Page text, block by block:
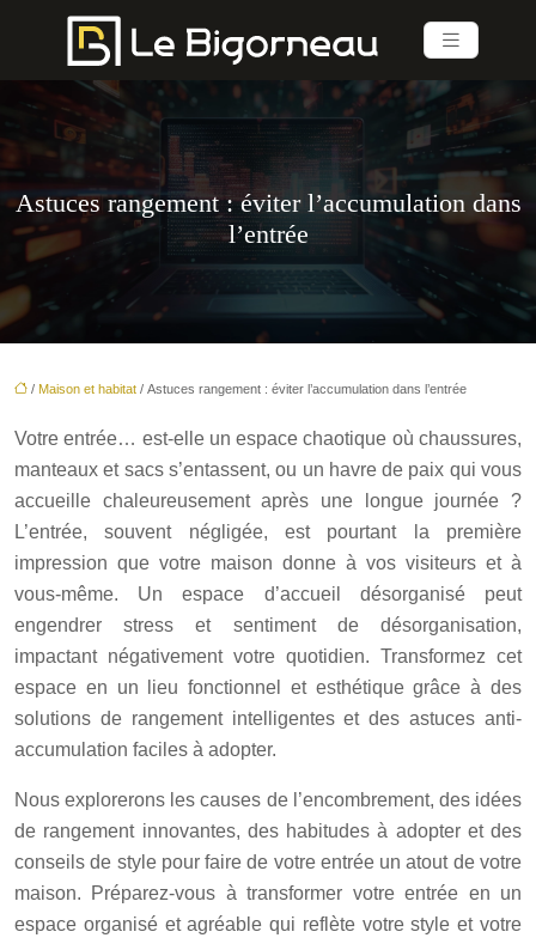
Astuces rangement : éviter l’accumulation dans
l’entrée
/ Maison et habitat / Astuces rangement : éviter l’accumulation dans l’entrée
Votre entrée… est-elle un espace chaotique où chaussures,
manteaux et sacs s’entassent, ou un havre de paix qui vous
accueille chaleureusement après une longue journée ?
L’entrée, souvent négligée, est pourtant la première
impression que votre maison donne à vos visiteurs et à
vous-même. Un espace d’accueil désorganisé peut
engendrer stress et sentiment de désorganisation,
impactant négativement votre quotidien. Transformez cet
espace en un lieu fonctionnel et esthétique grâce à des
solutions de rangement intelligentes et des astuces anti-
accumulation faciles à adopter.
Nous explorerons les causes de l’encombrement, des idées
de rangement innovantes, des habitudes à adopter et des
conseils de style pour faire de votre entrée un atout de votre
maison. Préparez-vous à transformer votre entrée en un
espace organisé et agréable qui reflète votre style et votre